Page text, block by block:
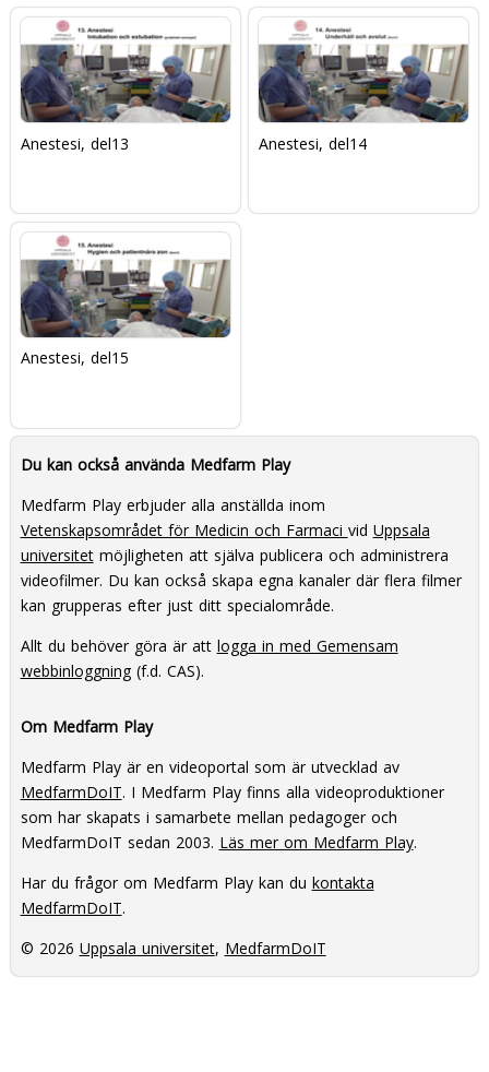
Anestesi, del13 Anestesi, del14
Anestesi, del15
Du kan också använda Medfarm Play
Medfarm Play erbjuder alla anställda inom
Vetenskapsområdet för Medicin och Farmaci vid Uppsala
universitetmöjligheten att själva publicera och administrera
videofilmer. Du kan också skapa egna kanaler där flera filmer
kan grupperas efter just ditt specialområde.
Allt du behöver göra är att logga in med Gemensam
webbinloggning(f.d. CAS).
Om Medfarm Play
Medfarm Play är en videoportal som är utvecklad av
MedfarmDoIT. I Medfarm Play finns alla videoproduktioner
som har skapats i samarbete mellan pedagoger och
MedfarmDoIT sedan 2003. Läs mer om Medfarm Play.
Har du frågor om Medfarm Play kan du kontakta
MedfarmDoIT.
© 2026 Uppsala universitet, MedfarmDoIT